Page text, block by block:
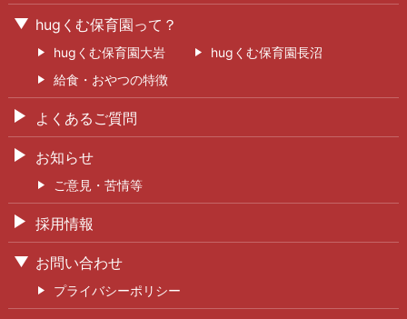
hugくむ保育園って？
hugくむ保育園大岩
hugくむ保育園長沼
給食・おやつの特徴
よくあるご質問
お知らせ
ご意見・苦情等
採用情報
お問い合わせ
プライバシーポリシー